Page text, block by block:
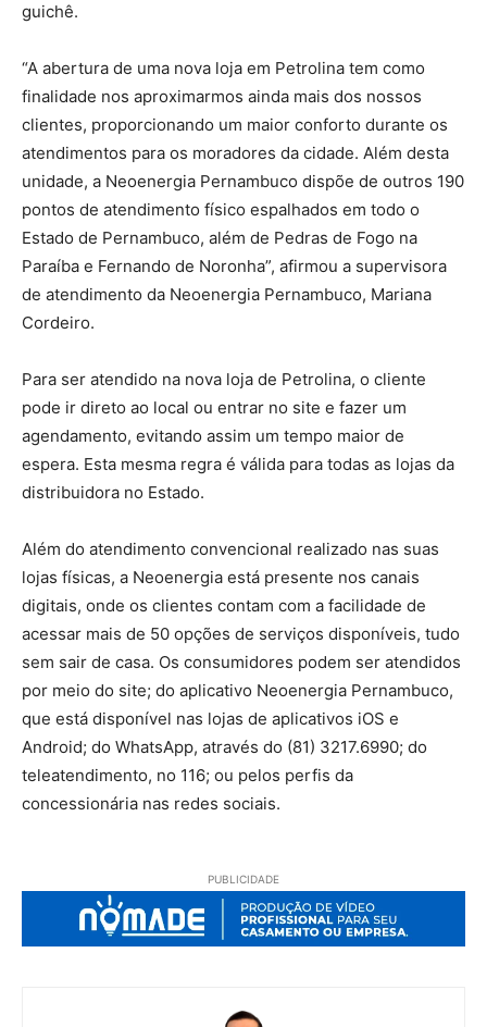
guichê.
“A abertura de uma nova loja em Petrolina tem como
finalidade nos aproximarmos ainda mais dos nossos
clientes, proporcionando um maior conforto durante os
atendimentos para os moradores da cidade. Além desta
unidade, a Neoenergia Pernambuco dispõe de outros 190
pontos de atendimento físico espalhados em todo o
Estado de Pernambuco, além de Pedras de Fogo na
Paraíba e Fernando de Noronha”, afirmou a supervisora
de atendimento da Neoenergia Pernambuco, Mariana
Cordeiro.
Para ser atendido na nova loja de Petrolina, o cliente
pode ir direto ao local ou entrar no site e fazer um
agendamento, evitando assim um tempo maior de
espera. Esta mesma regra é válida para todas as lojas da
distribuidora no Estado.
Além do atendimento convencional realizado nas suas
lojas físicas, a Neoenergia está presente nos canais
digitais, onde os clientes contam com a facilidade de
acessar mais de 50 opções de serviços disponíveis, tudo
sem sair de casa. Os consumidores podem ser atendidos
por meio do site; do aplicativo Neoenergia Pernambuco,
que está disponível nas lojas de aplicativos iOS e
Android; do WhatsApp, através do (81) 3217.6990; do
teleatendimento, no 116; ou pelos perfis da
concessionária nas redes sociais.
PUBLICIDADE